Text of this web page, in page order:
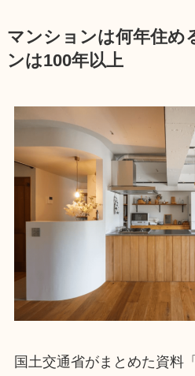
マンションは何年住め
ンは100年以上
国土交通省がまとめた資料「